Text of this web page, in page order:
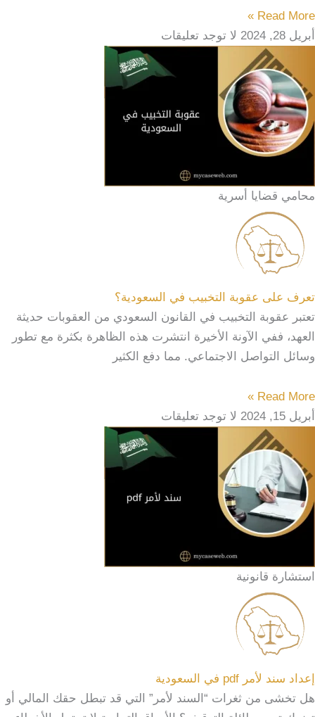
Read More »
أبريل 28, 2024
لا توجد تعليقات
محامي قضايا أسرية
تعرف على عقوبة التخبيب في السعودية؟
تعتبر عقوبة التخبيب في القانون السعودي من العقوبات حديثة
العهد، ففي الآونة الأخيرة انتشرت هذه الظاهرة بكثرة مع تطور
وسائل التواصل الاجتماعي. مما دفع الكثير
Read More »
أبريل 15, 2024
لا توجد تعليقات
استشارة قانونية
إعداد سند لأمر pdf في السعودية
هل تخشى من ثغرات “السند لأمر” التي قد تبطل حقك المالي أو